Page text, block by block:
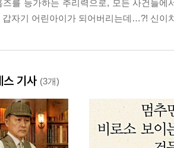
즈를 능가하는 추리력으로, 모든 사건들
갑자기 어린아이가 되어버리는데…?! 신이
스 기사 (3개)